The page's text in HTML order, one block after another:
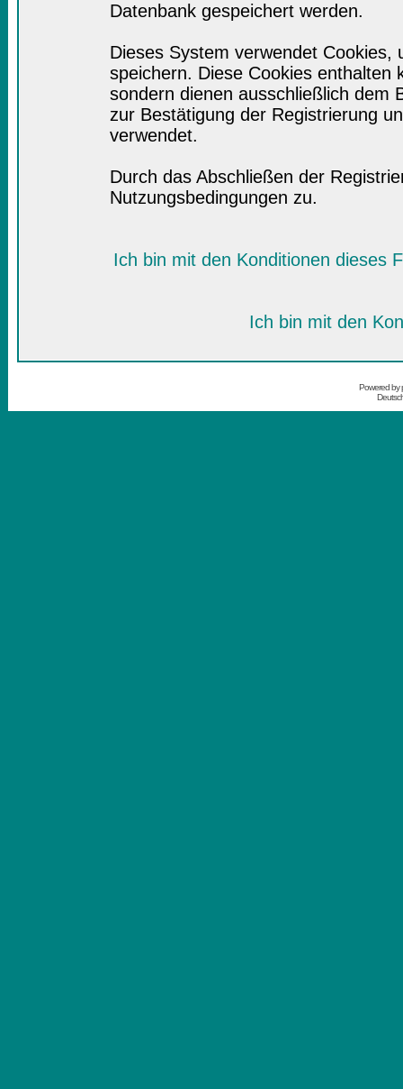
Datenbank gespeichert werden.
Dieses System verwendet
speichern. Diese Cookies enthalten
sondern dienen ausschließlich dem
zur Bestätigung der Registrierung
verwendet.
Durch das Abschließen der
Nutzungsbedingungen zu.
Ich bin mit den Konditionen dieses
Ich bin mit den
Powered by